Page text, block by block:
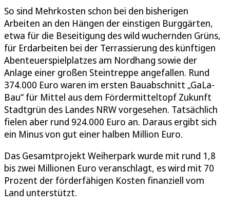
So sind Mehrkosten schon bei den bisherigen
Arbeiten an den Hängen der einstigen Burggärten,
etwa für die Beseitigung des wild wuchernden Grüns,
für Erdarbeiten bei der Terrassierung des künftigen
Abenteuerspielplatzes am Nordhang sowie der
Anlage einer großen Steintreppe angefallen. Rund
374.000 Euro waren im ersten Bauabschnitt „GaLa-
Bau“ für Mittel aus dem Fördermitteltopf Zukunft
Stadtgrün des Landes NRW vorgesehen. Tatsächlich
fielen aber rund 924.000 Euro an. Daraus ergibt sich
ein Minus von gut einer halben Million Euro.
Das Gesamtprojekt Weiherpark wurde mit rund 1,8
bis zwei Millionen Euro veranschlagt, es wird mit 70
Prozent der förderfähigen Kosten finanziell vom
Land unterstützt.